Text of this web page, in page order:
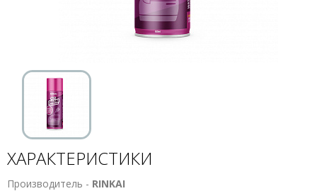
ХАРАКТЕРИСТИКИ
Производитель - RINKAI